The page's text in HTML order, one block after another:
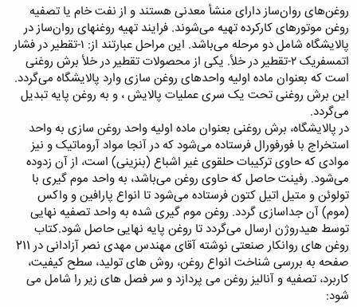
روغن‌های روان‌ساز دارای منشأ معدنی هستند و از نفت خام یا تصفیه
روغن موتورهای کارکرده تهیه می‌شوند. فرایند تهیه روغنهای روان‌ساز در
پالایشگاه شامل دو مرحله می‌باشد. این مراحل عبارتند از: ۱-تقطیر در فشار
اتمسفریک ۲-تقطیر در خلأ. یکی از محصولات تقطیر در خلأ برش روغنی
است که بعنوان ماده اولیه واحدهای روغن سازی وارد پالایشگاه می‌گردد.
این برش روغنی تحت یک سری عملیات پالایش ، و به روغن پایه تبدیل
می‌گردد.
در پالایشگاه، برش روغنی بعنوان ماده اولیه واحد روغن سازی به واحد
استخراج با فورفورال فرستاده می‌شود که در آنجا مواد آروماتیک و نیز
موادی که حاوی ترکیبات حلقوی غیر اشباع (بنزینی) است، از آن زدوده
می‌شود. رفینت حاصل که حاوی روغن می‌باشد، به واحد موم گیری با
تولوئن و متیل اتیل کتون فرستاده می‌شود تا انواع پارافین و واکس
(موم) آن جداسازی گردد. روغن موم گیری شده به واحد تصفیه نهایی
توسط هیدروژن ارسال می‌گردد تا روغن پایه نهایی حاصل شود.کتاب
روغن های روانکار صنعتی نوشته آقای مهندس مهدی نصر آزادانی در 211
صفحه به بررسی شناخت انواع روغن، روش های تولید، سطح کیفیت،
کاربرد، تصفیه و آنالیز روغن می پردازد و سر فصل های زیر را شامل می
شود: